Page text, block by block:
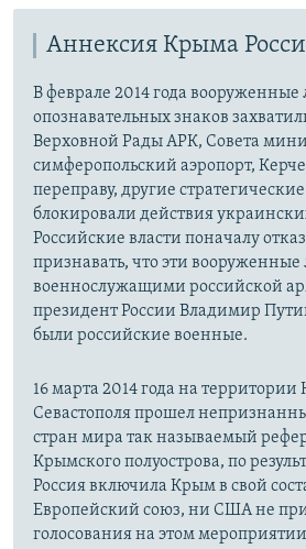
Аннексия Крыма
В феврале 2014 года вооруженные
опознавательных знаков
Верховной Рады АРК, Совета
симферопольский аэропорт,
переправу, другие
блокировали действия
Российские власти поначалу
признавать, что эти
военнослужащими российской
президент России Владимир
были российские военные.
16 марта 2014 года на
Севастополя прошел
стран мира так называемый
Крымского полуострова, по
Россия включила Крым в свой
Европейский союз, ни США не
голосования на этом